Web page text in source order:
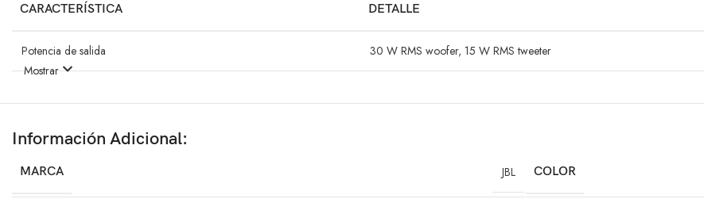
CARACTERÍSTICA DETALLE
Potencia de salida 30 W RMS woofer, 15 W RMS tweeter
Dimensiones
Peso
Mostrar
Información Adicional:
MARCA JBL COLOR